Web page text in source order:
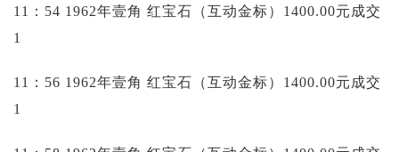
11：54 1962年壹角 红宝石（互动金标）1400.00元成交
1
11：56 1962年壹角 红宝石（互动金标）1400.00元成交
1